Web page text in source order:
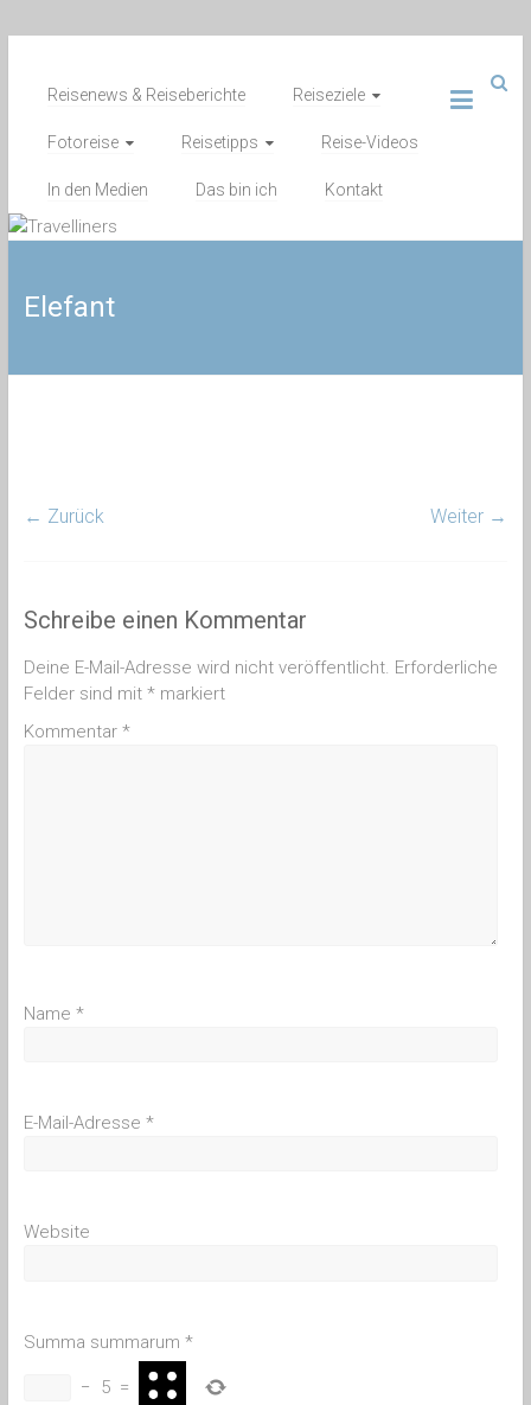
springenReisenews & Reiseberichte Reiseziele
Fotoreise Reisetipps Reise-Videos
In den Medien Das bin ich Kontakt
Elefant
← Zurück Weiter →
Schreibe einen Kommentar
Deine E-Mail-Adresse wird nicht veröffentlicht. Erforderliche
Felder sind mit *markiert
Kommentar *
Name *
E-Mail-Adresse *
Website
Summa summarum *
− 5 =